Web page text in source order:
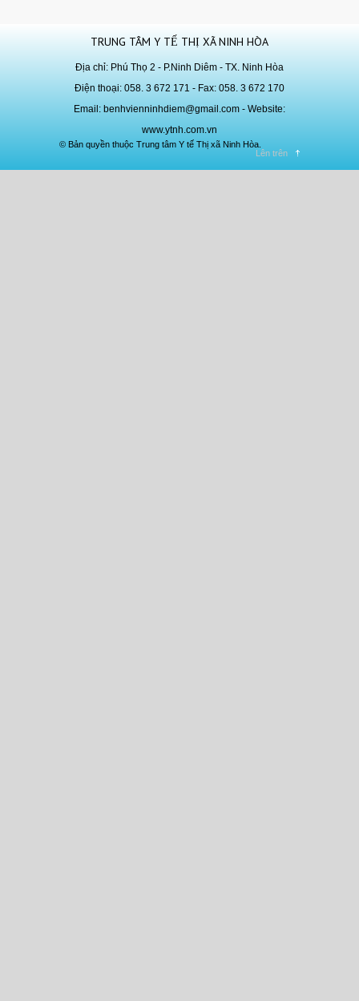
TRUNG TÂM Y TẾ THỊ XÃ NINH HÒA
Địa chỉ: Phú Thọ 2 - P.Ninh Diêm - TX. Ninh Hòa
Điện thoại: 058. 3 672 171 - Fax: 058. 3 672 170
Email: benhvienninhdiem@gmail.com - Website:
www.ytnh.com.vn
© Bản quyền thuộc Trung tâm Y tế Thị xã Ninh Hòa.
Lên trên